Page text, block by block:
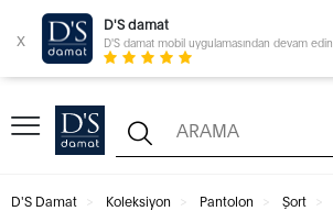
x
D'S damat
D'S damat mobil uygulamasından devam edin
D'S Damat Koleksiyon Pantolon Şort